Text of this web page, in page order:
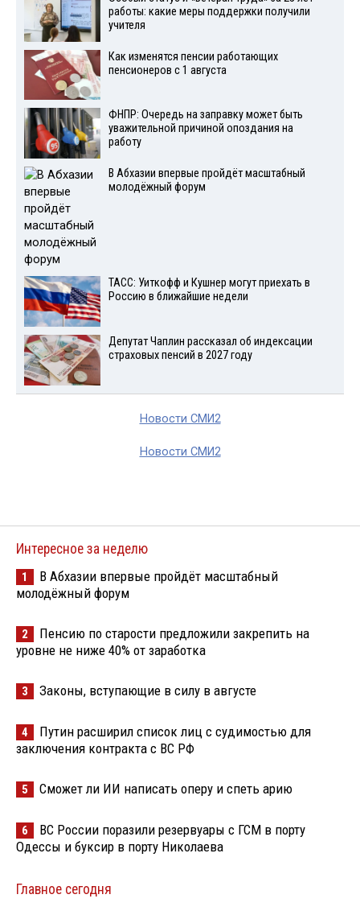
работы: какие меры поддержки получили
учителя
Как изменятся пенсии работающих
пенсионеров с 1 августа
ФНПР: Очередь на заправку может быть
уважительной причиной опоздания на
работу
В Абхазии впервые пройдёт масштабный
молодёжный форум
ТАСС: Уиткофф и Кушнер могут приехать в
Россию в ближайшие недели
Депутат Чаплин рассказал об индексации
страховых пенсий в 2027 году
Новости СМИ2
Новости СМИ2
Интересное за неделю
1
В Абхазии впервые пройдёт масштабный
молодёжный форум
2
Пенсию по старости предложили закрепить на
уровне не ниже 40% от заработка
3 Законы, вступающие в силу в августе
4
Путин расширил список лиц с судимостью для
заключения контракта с ВС РФ
5 Сможет ли ИИ написать оперу и спеть арию
6
ВС России поразили резервуары с ГСМ в порту
Одессы и буксир в порту Николаева
Главное сегодня